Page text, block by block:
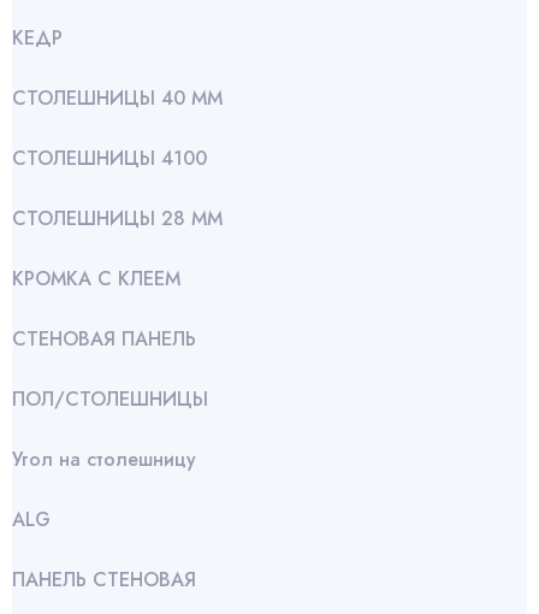
КЕДР
СТОЛЕШНИЦЫ 40 ММ
СТОЛЕШНИЦЫ 4100
СТОЛЕШНИЦЫ 28 ММ
КРОМКА С КЛЕЕМ
СТЕНОВАЯ ПАНЕЛЬ
ПОЛ/СТОЛЕШНИЦЫ
Угол на столешницу
АLG
ПАНЕЛЬ СТЕНОВАЯ